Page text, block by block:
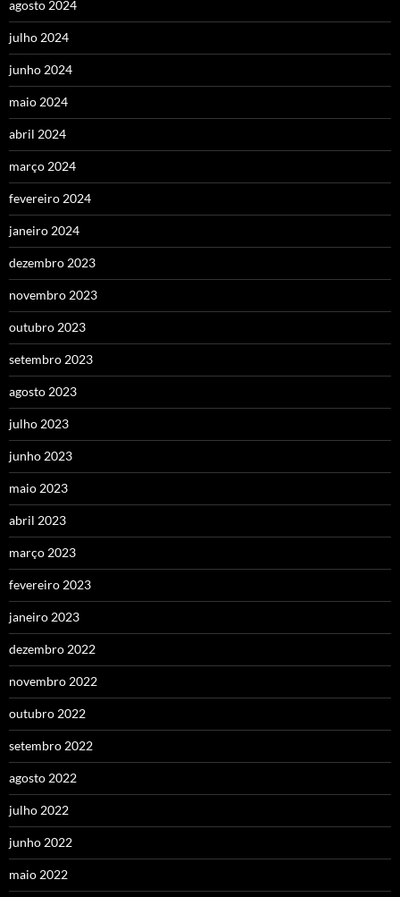
agosto 2024
julho 2024
junho 2024
maio 2024
abril 2024
março 2024
fevereiro 2024
janeiro 2024
dezembro 2023
novembro 2023
outubro 2023
setembro 2023
agosto 2023
julho 2023
junho 2023
maio 2023
abril 2023
março 2023
fevereiro 2023
janeiro 2023
dezembro 2022
novembro 2022
outubro 2022
setembro 2022
agosto 2022
julho 2022
junho 2022
maio 2022